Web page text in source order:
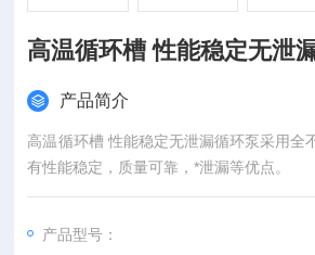
高温循环槽 性能稳定无泄
产品简介
高温循环槽 性能稳定无泄漏循环泵采用全
有性能稳定，质量可靠，*泄漏等优点。
产品型号：